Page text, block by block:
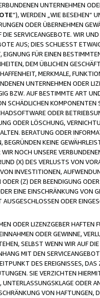
UNTERNEHMEN
“), WERDEN „WIE BESEHEN“
ODER ÜBERNEHMEN
SERVICEANGEBOTE. WIR
AUS; DIES SCHLIESST
FÜR EINEN
DEM ÜBLICHEN
MERKMALE,
UNTERNEHMEN ODER
BZW. AUF BESTIMMTE ART
SCHÄDLICHEN
ODER
ODER LÖSCHUNG,
BERATUNG ODER
KEINE
NOCH UNSERE
(X) DES VERLUSTS VON
INVESTITIONEN,
(Z) DER BEENDIGUNG
EINE EINSCHRÄNKUNG VON
ODER
ODER LIZENZGEBER
ODER GEWINNE,
SELBST WENN WIR AUF
MIT DEN
DES EREIGNISSES,
SIE VERZICHTEN
ODER
VON